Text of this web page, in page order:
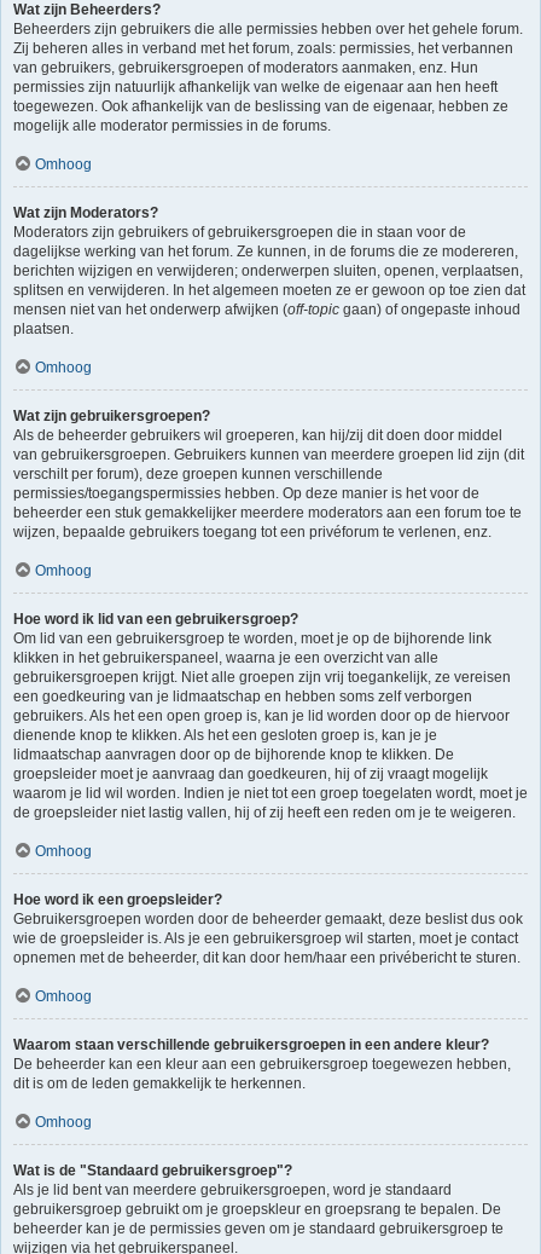
Wat zijn Beheerders?
Beheerders zijn gebruikers die alle permissies hebben over het gehele forum.
Zij beheren alles in verband met het forum, zoals: permissies, het verbannen
van gebruikers, gebruikersgroepen of moderators aanmaken, enz. Hun
permissies zijn natuurlijk afhankelijk van welke de eigenaar aan hen heeft
toegewezen. Ook afhankelijk van de beslissing van de eigenaar, hebben ze
mogelijk alle moderator permissies in de forums.
Omhoog
Wat zijn Moderators?
Moderators zijn gebruikers of gebruikersgroepen die in staan voor de
dagelijkse werking van het forum. Ze kunnen, in de forums die ze modereren,
berichten wijzigen en verwijderen; onderwerpen sluiten, openen, verplaatsen,
splitsen en verwijderen. In het algemeen moeten ze er gewoon op toe zien dat
mensen niet van het onderwerp afwijken (off-topic gaan) of ongepaste inhoud
plaatsen.
Omhoog
Wat zijn gebruikersgroepen?
Als de beheerder gebruikers wil groeperen, kan hij/zij dit doen door middel
van gebruikersgroepen. Gebruikers kunnen van meerdere groepen lid zijn (dit
verschilt per forum), deze groepen kunnen verschillende
permissies/toegangspermissies hebben. Op deze manier is het voor de
beheerder een stuk gemakkelijker meerdere moderators aan een forum toe te
wijzen, bepaalde gebruikers toegang tot een privéforum te verlenen, enz.
Omhoog
Hoe word ik lid van een gebruikersgroep?
Om lid van een gebruikersgroep te worden, moet je op de bijhorende link
klikken in het gebruikerspaneel, waarna je een overzicht van alle
gebruikersgroepen krijgt. Niet alle groepen zijn vrij toegankelijk, ze vereisen
een goedkeuring van je lidmaatschap en hebben soms zelf verborgen
gebruikers. Als het een open groep is, kan je lid worden door op de hiervoor
dienende knop te klikken. Als het een gesloten groep is, kan je je
lidmaatschap aanvragen door op de bijhorende knop te klikken. De
groepsleider moet je aanvraag dan goedkeuren, hij of zij vraagt mogelijk
waarom je lid wil worden. Indien je niet tot een groep toegelaten wordt, moet je
de groepsleider niet lastig vallen, hij of zij heeft een reden om je te weigeren.
Omhoog
Hoe word ik een groepsleider?
Gebruikersgroepen worden door de beheerder gemaakt, deze beslist dus ook
wie de groepsleider is. Als je een gebruikersgroep wil starten, moet je contact
opnemen met de beheerder, dit kan door hem/haar een privébericht te sturen.
Omhoog
Waarom staan verschillende gebruikersgroepen in een andere kleur?
De beheerder kan een kleur aan een gebruikersgroep toegewezen hebben,
dit is om de leden gemakkelijk te herkennen.
Omhoog
Wat is de "Standaard gebruikersgroep"?
Als je lid bent van meerdere gebruikersgroepen, word je standaard
gebruikersgroep gebruikt om je groepskleur en groepsrang te bepalen. De
beheerder kan je de permissies geven om je standaard gebruikersgroep te
wijzigen via het gebruikerspaneel.